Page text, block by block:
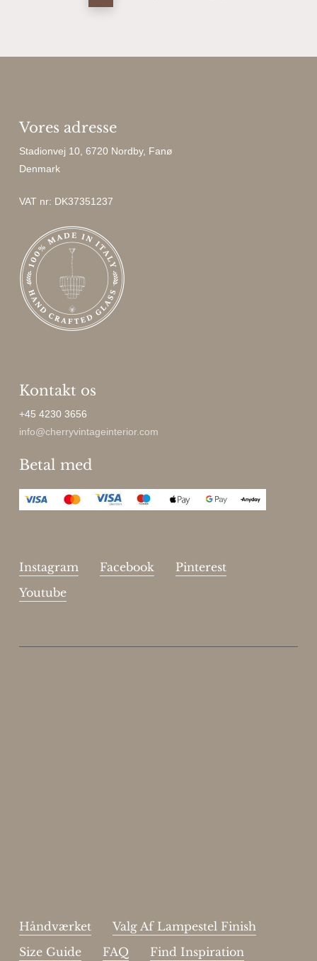
Vores adresse
Stadionvej 10, 6720 Nordby, Fanø
Denmark
VAT nr: DK37351237
Kontakt os
+45 4230 3656
info@cherryvintageinterior.com
Betal med
Instagram Facebook
Pinterest
Youtube
Håndværket
Valg Af Lampestel Finish
Size Guide
FAQ Find Inspiration